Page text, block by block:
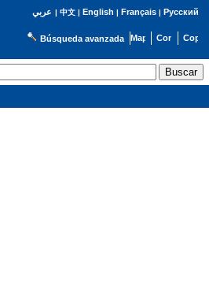
عربي | 中文| English | Français| Русский
Búsqueda avanzada